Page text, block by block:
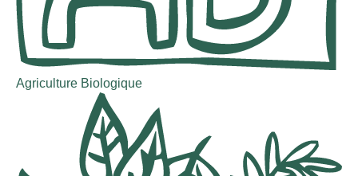
Agriculture Biologique